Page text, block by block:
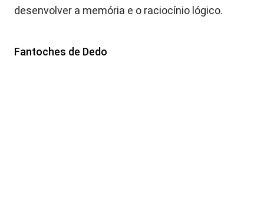
desenvolver a memória e o raciocínio lógico.
Fantoches de Dedo